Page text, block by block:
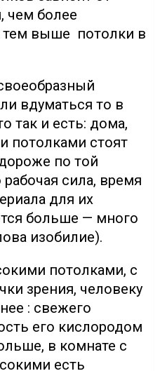
чем более
выше потолки в
вдуматься то в
так и есть: дома,
потолками стоят
по той
сила, время
для их
больше — много
изобилие).
потолками, с
зрения, человеку
: свежего
его кислородом
в комнате с
есть